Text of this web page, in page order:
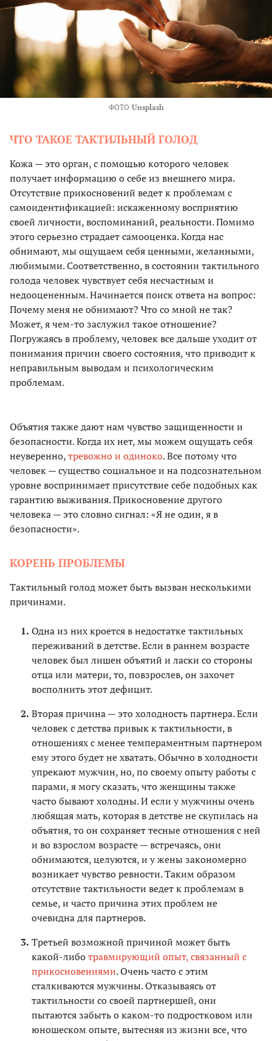
ФОТО Unsplash
ЧТО ТАКОЕ ТАКТИЛЬНЫЙ ГОЛОД
Кожа — это орган, с помощью которого человек
получает информацию о себе из внешнего мира.
Отсутствие прикосновений ведет к проблемам с
самоидентификацией: искаженному восприятию
своей личности, воспоминаний, реальности. Помимо
этого серьезно страдает самооценка. Когда нас
обнимают, мы ощущаем себя ценными, желанными,
любимыми. Соответственно, в состоянии тактильного
голода человек чувствует себя несчастным и
недооцененным. Начинается поиск ответа на вопрос:
Почему меня не обнимают? Что со мной не так?
Может, я чем-то заслужил такое отношение?
Погружаясь в проблему, человек все дальше уходит от
понимания причин своего состояния, что приводит к
неправильным выводам и психологическим
проблемам.
Объятия также дают нам чувство защищенности и
безопасности. Когда их нет, мы можем ощущать себя
неуверенно,тревожно и одиноко. Все потому что
человек — существо социальное и на подсознательном
уровне воспринимает присутствие себе подобных как
гарантию выживания. Прикосновение другого
человека — это словно сигнал: «Я не один, я в
безопасности».
КОРЕНЬ ПРОБЛЕМЫ
Тактильный голод может быть вызван несколькими
причинами.
Одна из них кроется в недостатке тактильных
переживаний в детстве. Если в раннем возрасте
человек был лишен объятий и ласки со стороны
отца или матери, то, повзрослев, он захочет
восполнить этот дефицит.
Вторая причина — это холодность партнера. Если
человек с детства привык к тактильности, в
отношениях с менее темпераментным партнером
ему этого будет не хватать. Обычно в холодности
упрекают мужчин, но, по своему опыту работы с
парами, я могу сказать, что женщины также
часто бывают холодны. И если у мужчины очень
любящая мать, которая в детстве не скупилась на
объятия, то он сохраняет тесные отношения с ней
и во взрослом возрасте — встречаясь, они
обнимаются, целуются, и у жены закономерно
возникает чувство ревности. Таким образом
отсутствие тактильности ведет к проблемам в
семье, и часто причина этих проблем не
очевидна для партнеров.
Третьей возможной причиной может быть
какой-либотравмирующий опыт, связанный с
прикосновениями. Очень часто с этим
сталкиваются мужчины. Отказываясь от
тактильности со своей партнершей, они
пытаются забыть о каком-то подростковом или
юношеском опыте, вытесняя из жизни все, что